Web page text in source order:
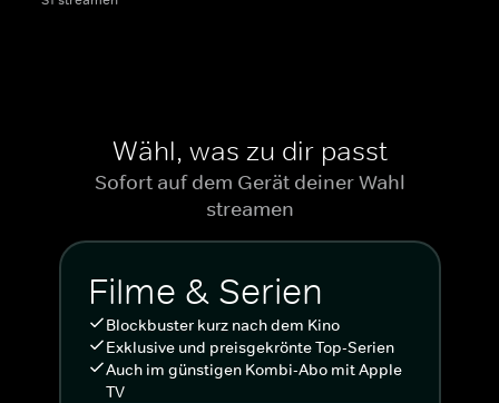
Wähl, was zu dir passt
Sofort auf dem Gerät deiner Wahl
streamen
Filme & Serien
Blockbuster kurz nach dem Kino
Exklusive und preisgekrönte Top-Serien
Auch im günstigen Kombi-Abo mit Apple
TV